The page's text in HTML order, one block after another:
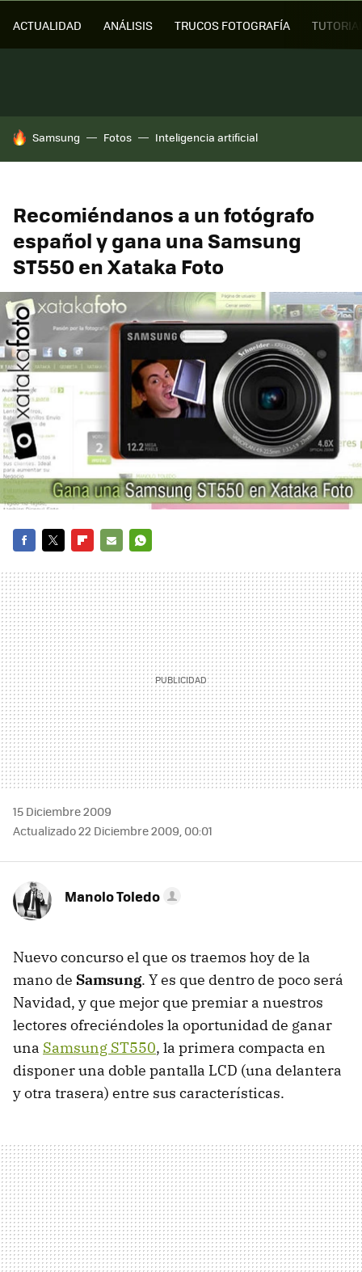
ACTUALIDAD ANÁLISIS TRUCOS FOTOGRAFÍA
HOY SE HABLA DE
Samsung Fotos Inteligencia artificial
Recomiéndanos a un fotógrafo
español y gana una Samsung
ST550 en Xataka Foto
MAIL
15 Diciembre 2009
Actualizado 22 Diciembre 2009, 00:01
Manolo Toledo
Nuevo concurso el que os traemos hoy de la
mano de Samsung. Y es que dentro de poco será
Navidad, y que mejor que premiar a nuestros
lectores ofreciéndoles la oportunidad de ganar
una Samsung ST550, la primera compacta en
disponer una doble pantalla LCD (una delantera
y otra trasera) entre sus características.